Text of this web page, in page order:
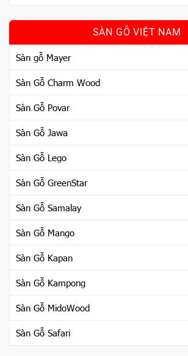
SÀN GỖ VIỆT NAM
Sàn gỗ Mayer
Sàn Gỗ Charm Wood
Sàn Gỗ Povar
Sàn Gỗ Jawa
Sàn Gỗ Lego
Sàn Gỗ GreenStar
Sàn Gỗ Samalay
Sàn Gỗ Mango
Sàn Gỗ Kapan
Sàn Gỗ Kampong
Sàn Gỗ MidoWood
Sàn Gỗ Safari